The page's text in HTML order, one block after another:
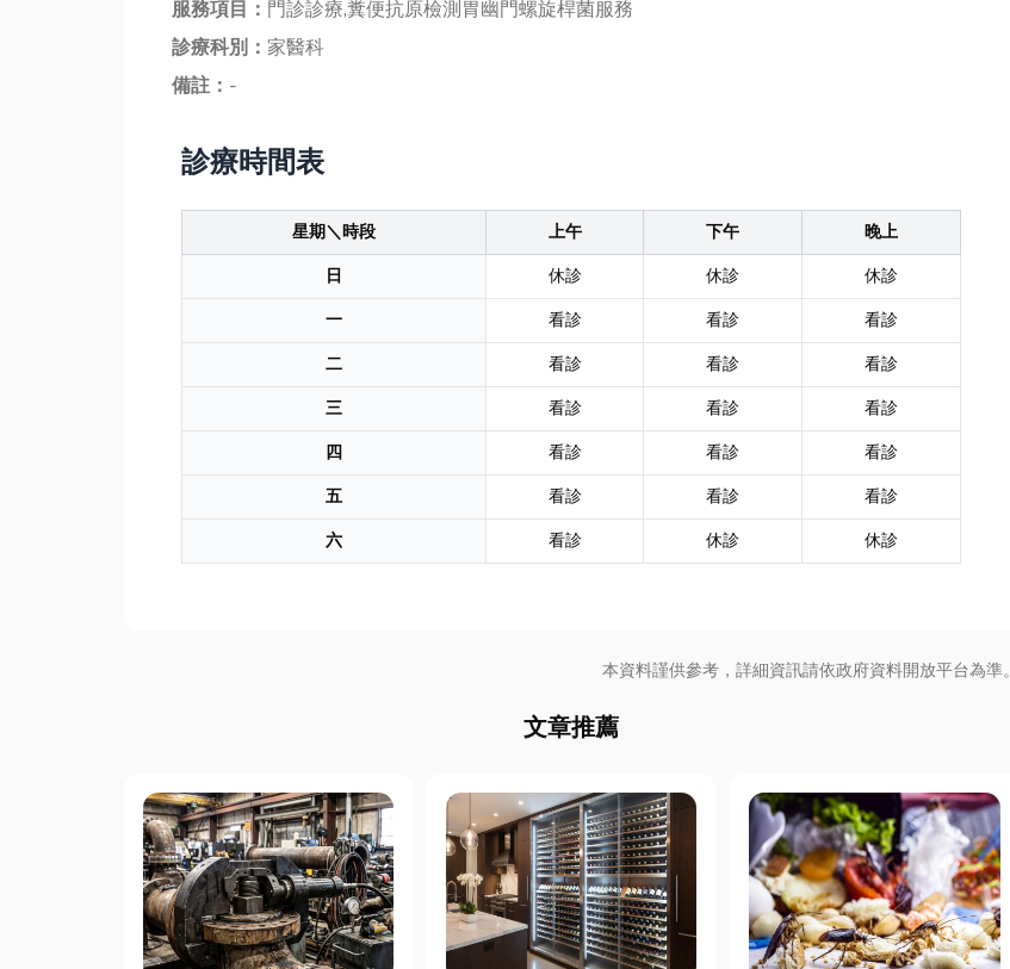
服務項目： 門診診療,糞便抗原檢測胃幽門螺旋桿菌服務
診療科別： 家醫科
備註： -
診療時間表
星期＼時段 上午 下午
晚上
日
休診 休診
休診
一
看診 看診
看診
二
看診 看診
看診
三
看診 看診
看診
四
看診 看診
看診
五
看診 看診
看診
六
看診 休診 休診
本資料謹供參考，詳細資訊請依政府資料開放平台為準。
文章推薦